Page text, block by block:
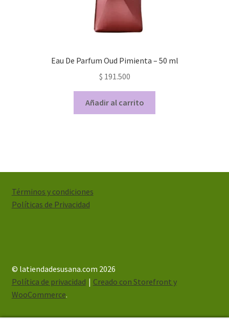
Eau De Parfum Oud Pimienta – 50 ml
$ 191.500
Añadir al carrito
Términos y condiciones
Políticas de Privacidad
© latiendadesusana.com 2026
Política de privacidad
Creado con Storefront y
WooCommerce.